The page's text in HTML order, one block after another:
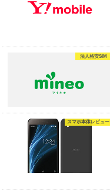
法人格安SIM
スマホ本体レビュー